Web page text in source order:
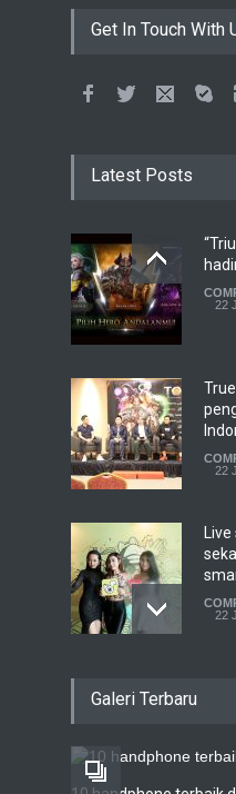
Get In Touch With
Latest Posts
22
22
Live
22
Galeri Terbaru